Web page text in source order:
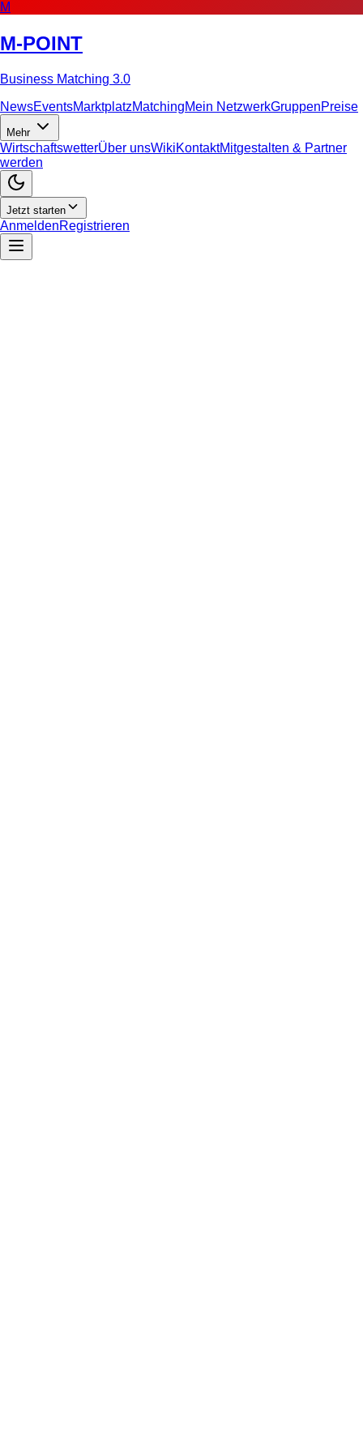
M
M-POINT
Business Matching 3.0
NewsEventsMarktplatzMatchingMein NetzwerkGruppenPreise
Mehr
WirtschaftswetterÜber unsWikiKontaktMitgestalten & Partner
werden
Jetzt starten
AnmeldenRegistrieren